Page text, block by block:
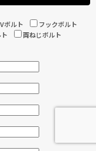
Vボルト
フックボルト
両ねじボルト